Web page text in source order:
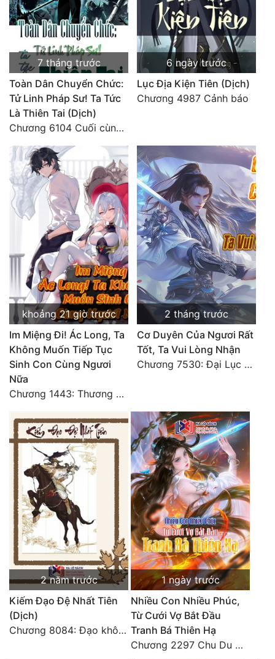
Tu Chân
Tu Tiên
Tội Phạm
Vô Địch
Võ Hiệp
Xuyên Không
Xuyên Nhanh
Xuyên Sách
Xuyên Thư
Điền Văn
Đô Thị
Đông Phương
Đông Phương Huyền Huyễn
Đồng Nhân
Cẩu Đạo Trường Sinh
Ngự Thú
Truyện Nam
Truyện Nữ
Vô Địch Lưu
Xây Dựng Thế Lực
Đam Mỹ
Đẹp Hiệp
Tính Cách Nhân Vật :
7 tháng trước
Toàn Dân Chuyển Chức:
Tử Linh Pháp Sư! Ta Tức
Là Thiên Tai (Dịch)
Chương 6104 Cuối cùng (HẾT)
6 ngày trước
Lục Địa Kiện Tiên (Dịch)
Chương 4987 Cảnh báo
khoảng 21 giờ trước
Im Miệng Đi! Ác Long, Ta
Không Muốn Tiếp Tục
Sinh Con Cùng Ngươi
Nữa
Chương 1443: Thương Hoành Vạn Vật (Cuối cùng)
2 tháng trước
Cơ Duyên Của Ngươi Rất
Tốt, Ta Vui Lòng Nhận
Chương 7530: Đại Lục Khởi Nguyên – Kiến Thành 71
2 năm trước
Kiếm Đạo Đệ Nhất Tiên
(Dịch)
Chương 8084: Đạo không bờ bến (Đại kết cục) (10)
1 ngày trước
Nhiều Con Nhiều Phúc,
Từ Cưới Vợ Bắt Đầu
Tranh Bá Thiên Hạ
Chương 2297 Chu Du Du mang thai